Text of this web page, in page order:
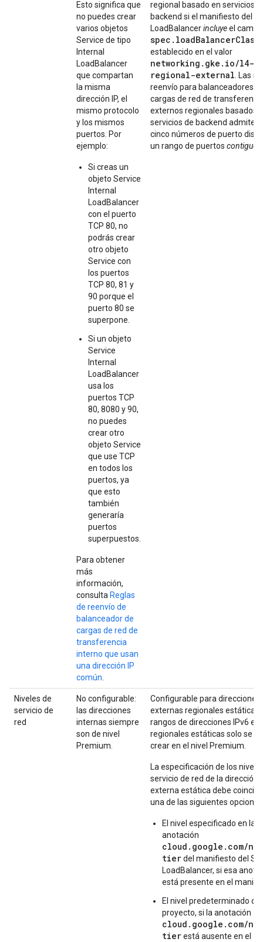
Esto significa que
no puedes crear
varios objetos
Service de tipo
Internal
LoadBalancer
que compartan
la misma
dirección IP, el
mismo protocolo
y los mismos
puertos. Por
ejemplo:
Si creas un
objeto Service
Internal
LoadBalancer
con el puerto
TCP 80, no
podrás crear
otro objeto
Service con
los puertos
TCP 80, 81 y
90 porque el
puerto 80 se
superpone.
Si un objeto
Service
Internal
LoadBalancer
usa los
puertos TCP
80, 8080 y 90,
no puedes
crear otro
objeto Service
que use TCP
en todos los
puertos, ya
que esto
también
generaría
puertos
superpuestos.
Para obtener
más
información,
consulta Reglas
de reenvío de
balanceador de
cargas de red de
transferencia
interno que usan
una dirección IP
común
regional basado en servicios
backend si el manifiesto del
LoadBalancerincluyeel campo
spec.loadBalancerClass
establecido en el valor
networking.gke.io/l4-
regional-external . Las
reenvío para balanceadores
cargas de red de
externos regionales basados
servicios de backend admiten
cinco números de puerto
un rango de puertos contiguo
Niveles de
servicio de
red
No configurable:
las direcciones
internas siempre
son de nivel
Premium.
Configurable para direcciones
externas regionales estáticas.
rangos de direcciones IPv6
regionales estáticas solo se
crear en el nivel Premium.
La especificación de los
servicio de red de la dirección
externa estática debe
una de las siguientes
El nivel especificado en la
anotación
cloud.google.com/
tierdel manifiesto del
LoadBalancer, si esa
está presente en el
El nivel predeterminado del
proyecto, si la anotación
cloud.google.com/
tierestá ausente en el